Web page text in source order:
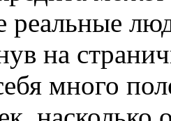
реальные
на
много